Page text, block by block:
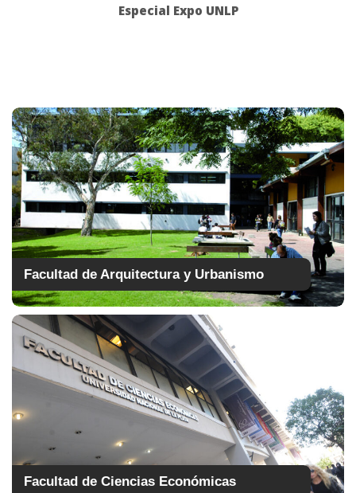
Especial Expo UNLP
Facultad de Arquitectura y Urbanismo
Facultad de Ciencias Económicas